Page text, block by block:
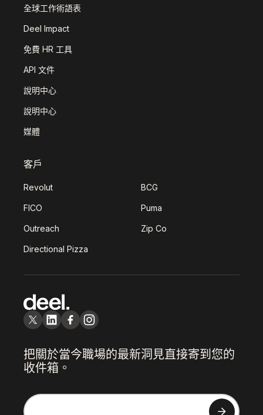
全球工作術語表
Deel Impact
免費 HR 工具
API 文件
說明中心
說明中心
媒體
客戶
Revolut BCG
FICO Puma
Outreach Zip Co
Directional Pizza
把關於當今職場的最新洞見直接寄到您的
收件箱。